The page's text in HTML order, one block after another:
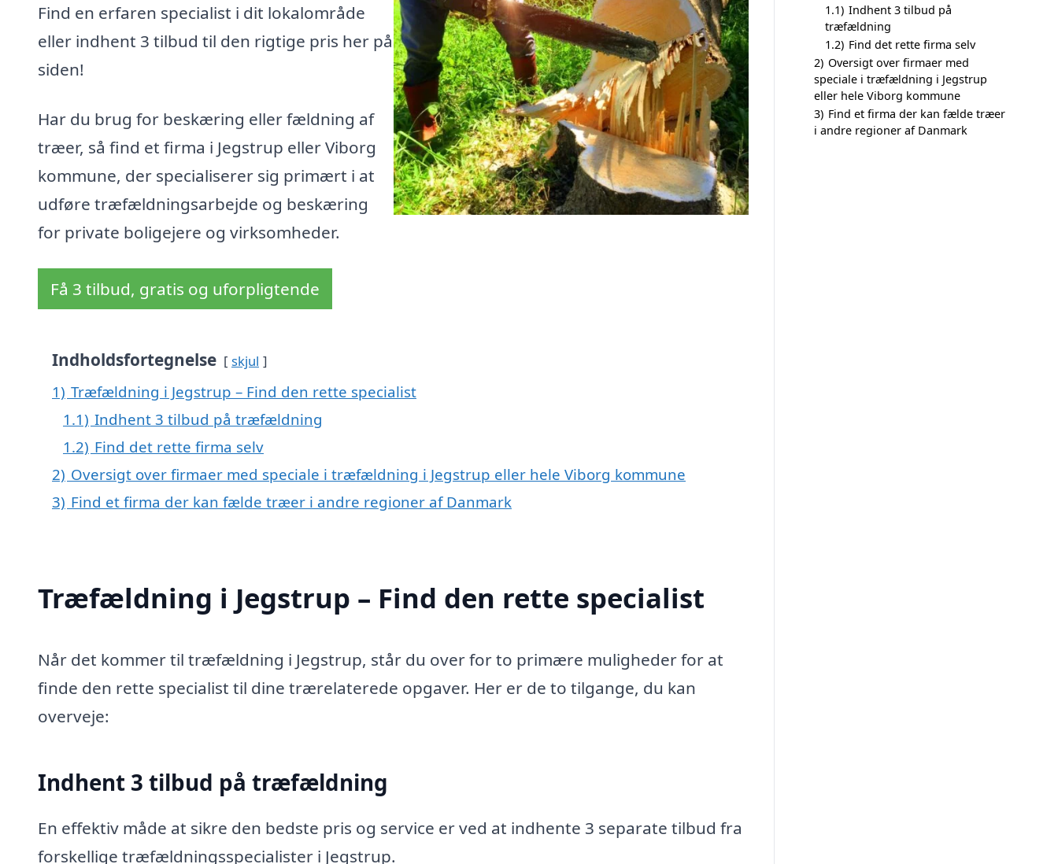
Find en erfaren specialist i dit lokalområde
eller indhent 3 tilbud til den rigtige pris her på
siden!
Har du brug for beskæring eller fældning af
træer, så find et firma i Jegstrup eller Viborg
kommune, der specialiserer sig primært i at
udføre træfældningsarbejde og beskæring
for private boligejere og virksomheder.
Få 3 tilbud, gratis og uforpligtende
Indholdsfortegnelse skjul
1) Træfældning i Jegstrup – Find den rette specialist
1.1) Indhent 3 tilbud på træfældning
1.2) Find det rette firma selv
2) Oversigt over firmaer med speciale i træfældning i Jegstrup eller hele Viborg kommune
3) Find et firma der kan fælde træer i andre regioner af Danmark
Træfældning i Jegstrup – Find den rette specialist
Når det kommer til træfældning i Jegstrup, står du over for to primære muligheder for at
finde den rette specialist til dine trærelaterede opgaver. Her er de to tilgange, du kan
overveje:
Indhent 3 tilbud på træfældning
En effektiv måde at sikre den bedste pris og service er ved at indhente 3 separate tilbud fra
forskellige træfældningsspecialister i Jegstrup.
1.1) Indhent 3 tilbud på
træfældning
1.2) Find det rette firma selv
2) Oversigt over firmaer med
speciale i træfældning i Jegstrup
eller hele Viborg kommune
3) Find et firma der kan fælde træer
i andre regioner af Danmark